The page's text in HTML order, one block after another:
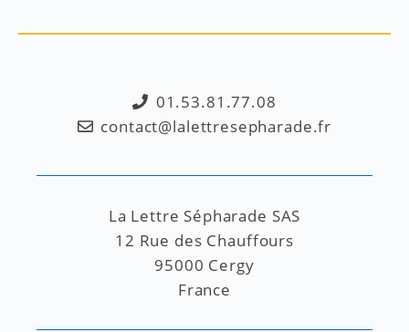
01.53.81.77.08
contact@lalettresepharade.fr
La Lettre Sépharade SAS
12 Rue des Chauffours
95000 Cergy
France